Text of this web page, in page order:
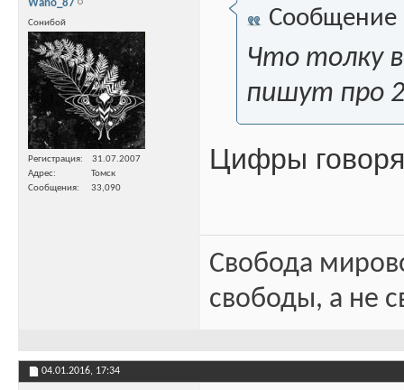
Wano_87
Сонибой
Регистрация
31.07.2007
Адрес
Томск
Сообщения
33,090
Сообщение
Что толку
пишут про
Цифры
Свобода
свободы, а не
04.01.2016, 17:34